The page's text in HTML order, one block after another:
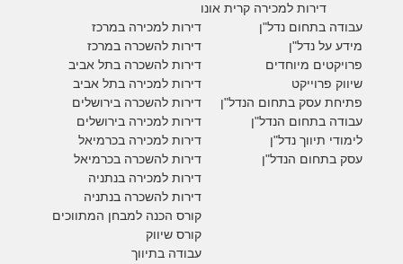
דירות למכירה קרית אונו
דירות למכירה במרכז
דירות להשכרה במרכז
דירות להשכרה בתל אביב
דירות למכירה בתל אביב
דירות להשכרה בירושלים
דירות למכירה בירושלים
דירות למכירה בכרמיאל
דירות להשכרה בכרמיאל
דירות למכירה בנתניה
דירות להשכרה בנתניה
קורס הכנה למבחן המתווכים
קורס שיווק
עבודה בתיווך
עבודה בתחום נדל"ן
מידע על נדל"ן
פרויקטים מיוחדים
שיווק פרוייקט
פתיחת עסק בתחום הנדל"ן
עבודה בתחום הנדל"ן
לימודי תיווך נדל"ן
עסק בתחום הנדל"ן